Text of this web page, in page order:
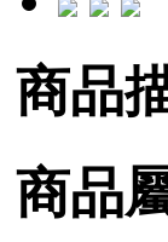
商品
商品